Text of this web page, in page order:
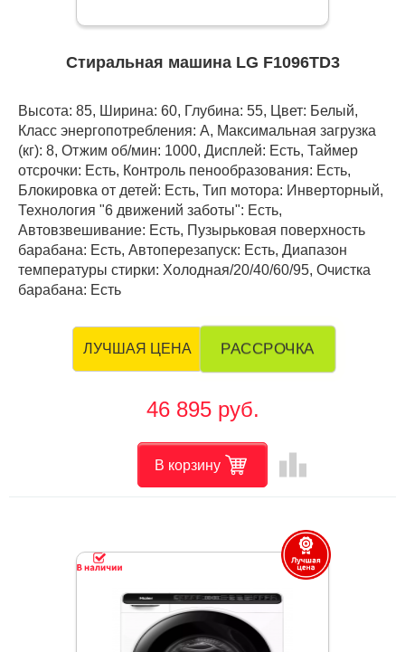
Стиральная машина LG F1096TD3
Высота: 85, Ширина: 60, Глубина: 55, Цвет: Белый,
Класс энергопотребления: A, Максимальная загрузка
(кг): 8, Отжим об/мин: 1000, Дисплей: Есть, Таймер
отсрочки: Есть, Контроль пенообразования: Есть,
Блокировка от детей: Есть, Тип мотора: Инверторный,
Технология "6 движений заботы": Есть,
Автовзвешивание: Есть, Пузырьковая поверхность
барабана: Есть, Автоперезапуск: Есть, Диапазон
температуры стирки: Холодная/20/40/60/95, Очистка
барабана: Есть
ЛУЧШАЯ ЦЕНА РАССРОЧКА
46 895 руб.
В корзину leaderboard